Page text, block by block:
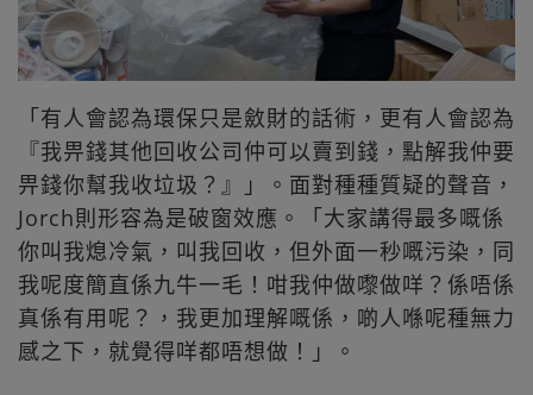
「有人會認為環保只是斂財的話術，更有人會認為
『我畀錢其他回收公司仲可以賣到錢，點解我仲要
畀錢你幫我收垃圾？』」。面對種種質疑的聲音，
Jorch則形容為是破窗效應。「大家講得最多嘅係
你叫我熄冷氣，叫我回收，但外面一秒嘅污染，同
我呢度簡直係九牛一毛！咁我仲做嚟做咩？係唔係
真係有用呢？，我更加理解嘅係，啲人喺呢種無力
感之下，就覺得咩都唔想做！」。